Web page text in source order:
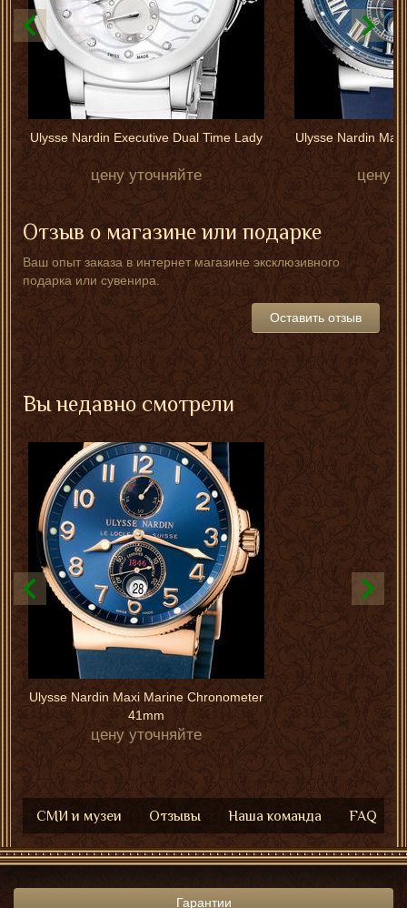
Ulysse Nardin Executive Dual Time Lady
цену уточняйте
Ulysse Nardin
цену
Отзыв о магазине или подарке
Ваш опыт заказа в интернет магазине эксклюзивного
подарка или сувенира.
Оставить отзыв
Вы недавно смотрели
Ulysse Nardin Maxi Marine Chronometer
41mm
цену уточняйте
СМИ и музеи Отзывы Наша команда FAQ
Гарантии